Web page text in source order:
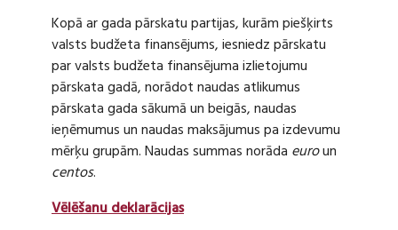
Kopā ar gada pārskatu partijas, kurām piešķirts
valsts budžeta finansējums, iesniedz pārskatu
par valsts budžeta finansējuma izlietojumu
pārskata gadā, norādot naudas atlikumus
pārskata gada sākumā un beigās, naudas
ieņēmumus un naudas maksājumus pa izdevumu
mērķu grupām. Naudas summas norāda euroun
centos.
Vēlēšanu deklarācijas